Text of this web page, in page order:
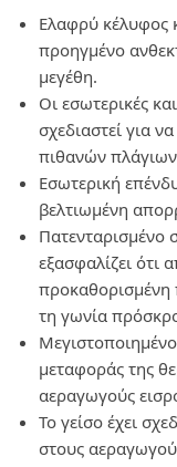
Ελαφρύ κέλυφος
προηγμένο
μεγέθη.
Οι εσωτερικές
σχεδιαστεί για
πιθανών
Εσωτερική
βελτιωμένη
Πατενταρισμένο
εξασφαλίζει ότι
προκαθορισμένη
τη γωνία
μεταφοράς της
αεραγωγούς
Το γείσο έχει
στους